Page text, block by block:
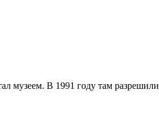
музеем. В 1991 году там разрешили